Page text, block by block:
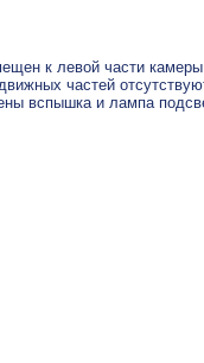
к левой части
частей
вспышка и лампа